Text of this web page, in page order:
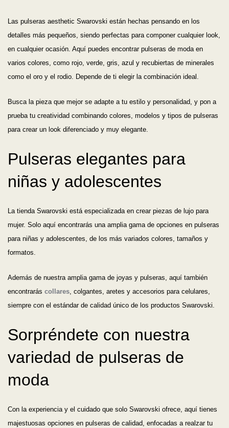
Las pulseras aesthetic Swarovski están hechas pensando en los
detalles más pequeños, siendo perfectas para componer cualquier look,
en cualquier ocasión. Aquí puedes encontrar pulseras de moda en
varios colores, como rojo, verde, gris, azul y recubiertas de minerales
como el oro y el rodio. Depende de ti elegir la combinación ideal.
Busca la pieza que mejor se adapte a tu estilo y personalidad, y pon a
prueba tu creatividad combinando colores, modelos y tipos de pulseras
para crear un look diferenciado y muy elegante.
Pulseras elegantes para
niñas y adolescentes
La tienda Swarovski está especializada en crear piezas de lujo para
mujer. Solo aquí encontrarás una amplia gama de opciones en pulseras
para niñas y adolescentes, de los más variados colores, tamaños y
formatos.
Además de nuestra amplia gama de joyas y pulseras, aquí también
encontrarás collares, colgantes, aretes y accesorios para celulares,
siempre con el estándar de calidad único de los productos Swarovski.
Sorpréndete con nuestra
variedad de pulseras de
moda
Con la experiencia y el cuidado que solo Swarovski ofrece, aquí tienes
majestuosas opciones en pulseras de calidad, enfocadas a realzar tu